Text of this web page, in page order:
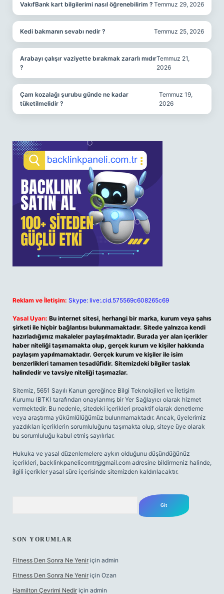
VakıfBank kart bilgilerimi nasıl öğrenebilirim ? Temmuz 29, 2026
Kedi bakmanın sevabı nedir ? Temmuz 25, 2026
Arabayı çalışır vaziyette bırakmak zararlı mıdır
?
Temmuz 21,
2026
Çam kozalağı şurubu günde ne kadar
tüketilmelidir ?
Temmuz 19,
2026
Reklam ve İletişim: Skype: live:.cid.575569c608265c69
Yasal Uyarı: Bu internet sitesi, herhangi bir marka, kurum veya şahıs
şirketi ile hiçbir bağlantısı bulunmamaktadır. Sitede yalnızca kendi
hazırladığımız makaleler paylaşılmaktadır. Burada yer alan içerikler
haber niteliği taşımamakta olup, gerçek kurum ve kişiler hakkında
paylaşım yapılmamaktadır. Gerçek kurum ve kişiler ile isim
benzerlikleri tamamen tesadüfidir. Sitemizdeki bilgiler taslak
halindedir ve tavsiye niteliği taşımazlar.
Sitemiz, 5651 Sayılı Kanun gereğince Bilgi Teknolojileri ve İletişim
Kurumu (BTK) tarafından onaylanmış bir Yer Sağlayıcı olarak hizmet
vermektedir. Bu nedenle, sitedeki içerikleri proaktif olarak denetleme
veya araştırma yükümlülüğümüz bulunmamaktadır. Ancak, üyelerimiz
yazdıkları içeriklerin sorumluluğunu taşımakta olup, siteye üye olarak
bu sorumluluğu kabul etmiş sayılırlar.
Hukuka ve yasal düzenlemelere aykırı olduğunu düşündüğünüz
içerikleri, backlinkpanelicomtr@gmail.com adresine bildirmeniz halinde,
ilgili içerikler yasal süre içerisinde sitemizden kaldırılacaktır.
SON YORUMLAR
Fitness Den Sonra Ne Yenir için admin
Fitness Den Sonra Ne Yenir için Ozan
Hamilton Çevrimi Nedir için admin